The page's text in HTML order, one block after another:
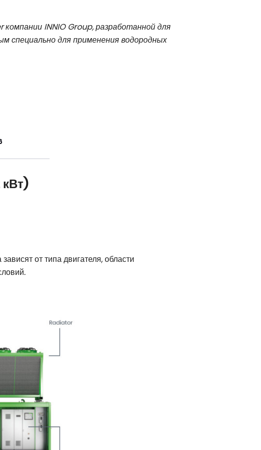
INNIO Group, разработанной для
специально для применения водородных
кВт)
от типа двигателя, области